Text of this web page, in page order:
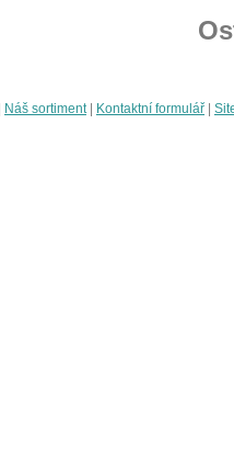
Náš sortiment| Kontaktní formulář